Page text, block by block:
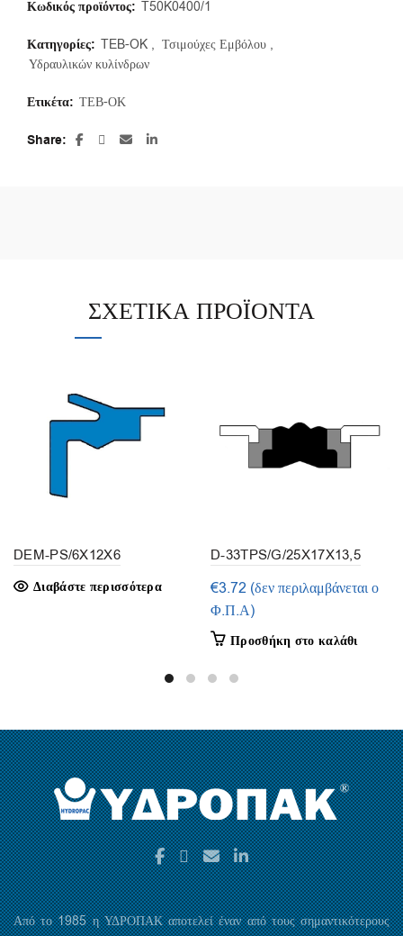
Κωδικός προϊόντος: T50K0400/1
Κατηγορίες: TEB-OK , Τσιμούχες Εμβόλου ,
Υδραυλικών κυλίνδρων
Ετικέτα: ΤΕΒ-ΟΚ
Share
ΣΧΕΤΙΚΆ ΠΡΟΪΌΝΤΑ
DEM-PS/6X12X6
Διαβάστε περισσότερα
D-33TPS/G/25X17X13,5
(1τμ.)
€3.72 (δεν περιλαμβάνεται ο
Φ.Π.Α)
Προσθήκη στο καλάθι
Από το 1985 η ΥΔΡΟΠΑΚ αποτελεί έναν από τους σημαντικότερους